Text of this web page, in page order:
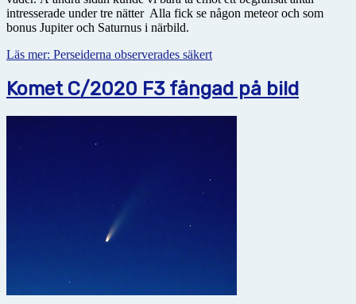
intresserade under tre nätter Alla fick se någon meteor och som
bonus Jupiter och Saturnus i närbild.
Läs mer: Perseiderna observerades säkert
Komet C/2020 F3 fångad på bild